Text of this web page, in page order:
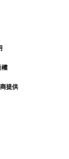
權
提供